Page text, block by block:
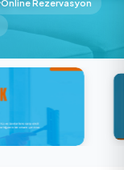
Online